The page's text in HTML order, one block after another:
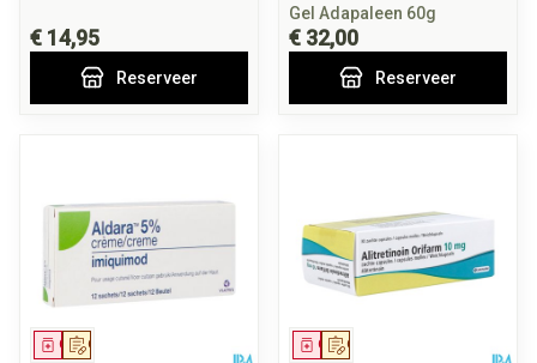
€ 14,95
Reserveer
Gel Adapaleen 60g
€ 32,00
Reserveer
Op voorschrift
Geneesmiddel Op voorschrift
Geneesmiddel